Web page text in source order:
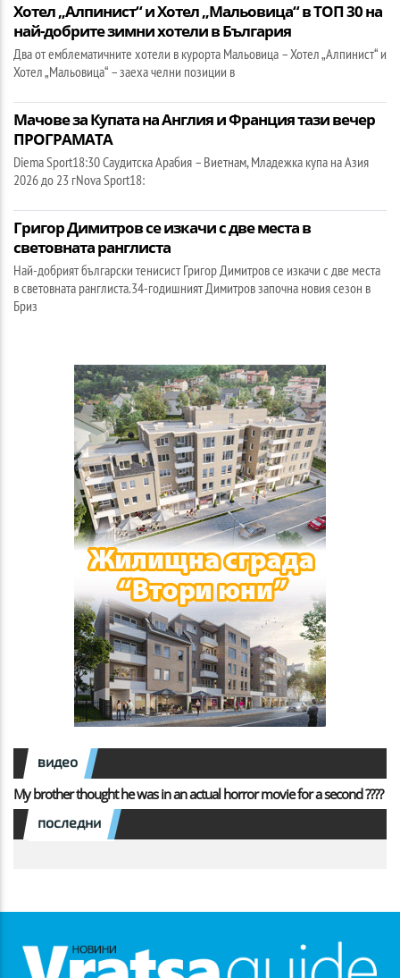
Хотел „Алпинист“ и Хотел „Мальовица“ в ТОП 30 на
най-добрите зимни хотели в България
Два от емблематичните хотели в курорта Мальовица – Хотел „Алпинист“ и
Хотел „Мальовица“ – заеха челни позиции в
Мачове за Купата на Англия и Франция тази вечер
ПРОГРАМАТА
Diema Sport18:30 Саудитска Арабия – Виетнам, Младежка купа на Азия
2026 до 23 гNova Sport18:
Григор Димитров се изкачи с две места в
световната ранглиста
Най-добрият български тенисист Григор Димитров се изкачи с две места
в световната ранглиста.34-годишният Димитров започна новия сезон в
Бриз
видео
My brother thought he was in an actual horror movie for a second ????
последни